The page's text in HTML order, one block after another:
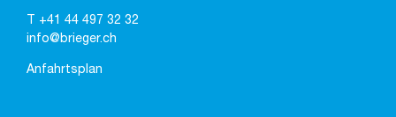
+41 44 497 32 32
info@brieger.ch
Anfahrtsplan